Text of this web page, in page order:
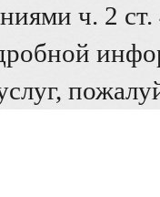
ч. 2